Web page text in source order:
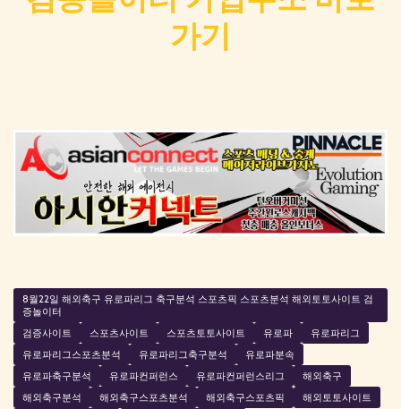
가기
8월22일 해외축구 유로파리그 축구분석 스포츠픽 스포츠분석 해외토토사이트 검
증놀이터
검증사이트
스포츠사이트 스포츠토토사이트 유로파
유로파리그
유로파리그스포츠분석
유로파리그축구분석
유로파분속
유로파축구분석
유로파컨퍼런스 유로파컨퍼런스리그
해외축구
해외축구분석
해외축구스포츠분석 해외축구스포츠픽
해외토토사이트